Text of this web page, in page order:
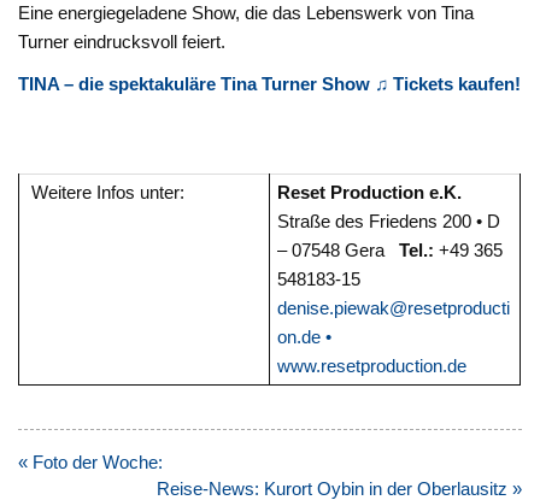
Eine energiegeladene Show, die das Lebenswerk von Tina
Turner eindrucksvoll feiert.
TINA – die spektakuläre Tina Turner Show ♫ Tickets kaufen!
Weitere Infos unter:
Reset Production e.K.
Straße des Friedens 200 • D
– 07548 Gera
Tel.: +49 365
548183-15
denise.piewak@resetproducti
on.de •
www.resetproduction.de
Beitragsnavigation
« Foto der Woche:
Reise-News: Kurort Oybin in der Oberlausitz »